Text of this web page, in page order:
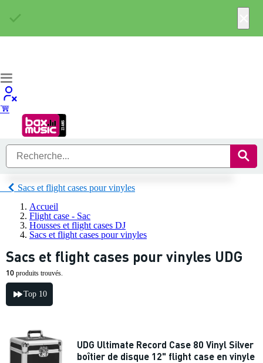
Sacs et flight cases pour vinyles
Accueil
Flight case - Sac
Housses et flight cases DJ
Sacs et flight cases pour vinyles
Sacs et flight cases pour vinyles UDG
10 produits trouvés.
Top 10
UDG Ultimate Record Case 80 Vinyl Silver
boîtier de disque 12" flight case en vinyle